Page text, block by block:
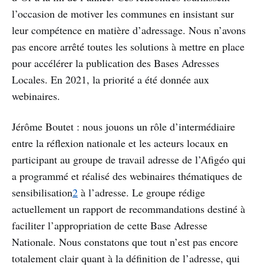
l’occasion de motiver les communes en insistant sur
leur compétence en matière d’adressage. Nous n’avons
pas encore arrêté toutes les solutions à mettre en place
pour accélérer la publication des Bases Adresses
Locales. En 2021, la priorité a été donnée aux
webinaires.
Jérôme Boutet : nous jouons un rôle d’intermédiaire
entre la réflexion nationale et les acteurs locaux en
participant au groupe de travail adresse de l’Afigéo qui
a programmé et réalisé des webinaires thématiques de
sensibilisation2 à l’adresse. Le groupe rédige
actuellement un rapport de recommandations destiné à
faciliter l’appropriation de cette Base Adresse
Nationale. Nous constatons que tout n’est pas encore
totalement clair quant à la définition de l’adresse, qui